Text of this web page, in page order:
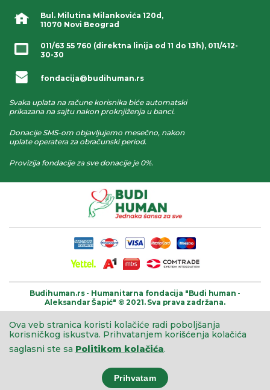
Bul. Milutina Milankovića 120d,
11070 Novi Beograd
011/63 55 760 (direktna linija od 11 do 13h), 011/412-
30-30
fondacija@budihuman.rs
Svaka uplata na račune korisnika biće automatski
prikazana na sajtu nakon proknjiženja u banci.
Donacije SMS-om objavljujemo mesečno, nakon
uplate operatera za obračunski period.
Provizija fondacije za sve donacije je 0%.
Budihuman.rs - Humanitarna fondacija "Budi human -
Aleksandar Šapić" © 2021. Sva prava zadržana.
Ova veb stranica koristi kolačiće radi poboljšanja
korisničkog iskustva. Prihvatanjem korišćenja kolačića
saglasni ste sa Politikom kolačića.
Prihvatam